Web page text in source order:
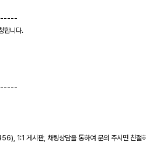
합니다.
1:1 게시판, 채팅상담을 통하여 문의 주시면 친절